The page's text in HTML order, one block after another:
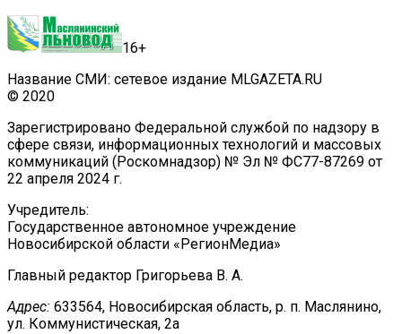
16+
Название СМИ: сетевое издание MLGAZETA.RU
© 2020
Зарегистрировано Федеральной службой по надзору в
сфере связи, информационных технологий и массовых
коммуникаций (Роскомнадзор) № Эл № ФС77-87269 от
22 апреля 2024 г.
Учредитель:
Государственное автономное учреждение
Новосибирской области «РегионМедиа»
Главный редактор Григорьева В. А.
Адрес: 633564, Новосибирская область, р. п. Маслянино,
ул. Коммунистическая, 2а